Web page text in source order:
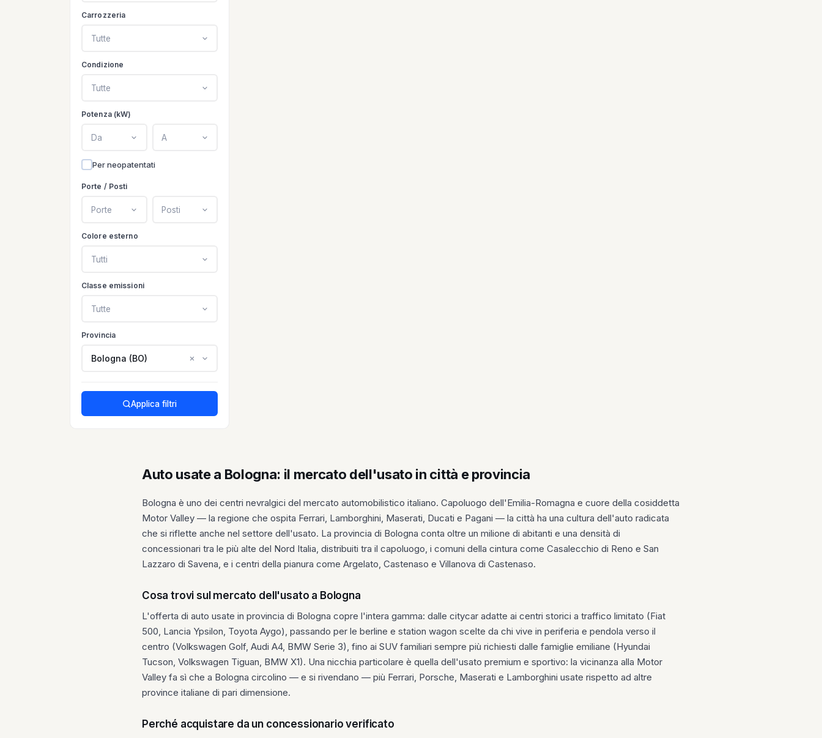
Carrozzeria
Tutte
Condizione
Tutte
Potenza (kW)
Da A
Per neopatentati
Porte / Posti
Porte Posti
Colore esterno
Tutti
Classe emissioni
Tutte
Provincia
Bologna (BO)
Applica filtri
Auto usate a Bologna: il mercato dell'usato in città e provincia
Bologna è uno dei centri nevralgici del mercato automobilistico italiano. Capoluogo dell'Emilia-Romagna e cuore della cosiddetta
Motor Valley — la regione che ospita Ferrari, Lamborghini, Maserati, Ducati e Pagani — la città ha una cultura dell'auto radicata
che si riflette anche nel settore dell'usato. La provincia di Bologna conta oltre un milione di abitanti e una densità di
concessionari tra le più alte del Nord Italia, distribuiti tra il capoluogo, i comuni della cintura come Casalecchio di Reno e San
Lazzaro di Savena, e i centri della pianura come Argelato, Castenaso e Villanova di Castenaso.
Cosa trovi sul mercato dell'usato a Bologna
L'offerta di auto usate in provincia di Bologna copre l'intera gamma: dalle citycar adatte ai centri storici a traffico limitato (Fiat
500, Lancia Ypsilon, Toyota Aygo), passando per le berline e station wagon scelte da chi vive in periferia e pendola verso il
centro (Volkswagen Golf, Audi A4, BMW Serie 3), fino ai SUV familiari sempre più richiesti dalle famiglie emiliane (Hyundai
Tucson, Volkswagen Tiguan, BMW X1). Una nicchia particolare è quella dell'usato premium e sportivo: la vicinanza alla Motor
Valley fa sì che a Bologna circolino — e si rivendano — più Ferrari, Porsche, Maserati e Lamborghini usate rispetto ad altre
province italiane di pari dimensione.
Perché acquistare da un concessionario verificato